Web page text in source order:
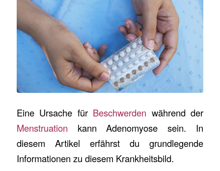
Eine Ursache für Beschwerden während der
Menstruation kann Adenomyose sein. In
diesem Artikel erfährst du grundlegende
Informationen zu diesem Krankheitsbild.